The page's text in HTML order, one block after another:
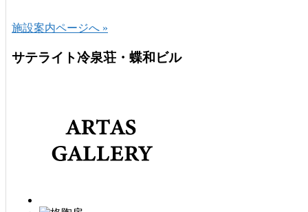
施設案内ページへ »
サテライト冷泉荘・蝶和ビル